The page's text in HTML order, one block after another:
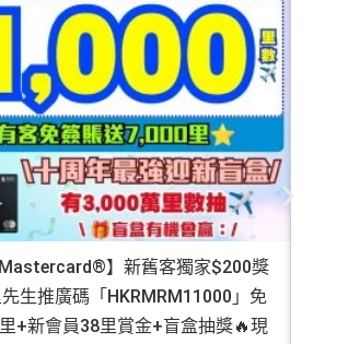
Mastercard®】新舊客獨家$200獎
生推廣碼「HKRMRM11000」免
+新會員38里賞金+盲盒抽獎🔥現